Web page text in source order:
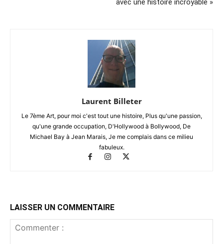
avec une histoire incroyable »
Laurent Billeter
Le 7ème Art, pour moi c'est tout une histoire, Plus qu'une passion,
qu'une grande occupation, D'Hollywood à Bollywood, De
Michael Bay à Jean Marais, Je me complais dans ce milieu
fabuleux.
LAISSER UN COMMENTAIRE